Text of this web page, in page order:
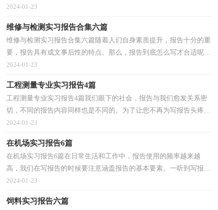
象中那么难，下面是小编帮大家整理的大学生实习报...
2024-01-23
维修与检测实习报告合集六篇
维修与检测实习报告合集六篇随着人们自身素质提升，报告十分的重
要，报告具有成文事后性的特点。那么，报告到底怎么写才合适呢？
以下是小编整理的维修与检测实习报告6篇，欢迎大家分...
2024-01-23
工程测量专业实习报告4篇
工程测量专业实习报告4篇我们眼下的社会，报告与我们愈发关系密
切，不同的报告内容同样也是不同的。为了让您不再为写报告头疼，
以下是小编收集整理的工程测量专业实习报告4篇，欢迎...
2024-01-23
在机场实习报告6篇
在机场实习报告6篇在日常生活和工作中，报告使用的频率越来越
高，我们在写报告的时候要注意涵盖报告的基本要素。一听到写报告
马上头昏脑涨？以下是小编精心整理的在机场实习报告6...
2024-01-23
饲料实习报告六篇